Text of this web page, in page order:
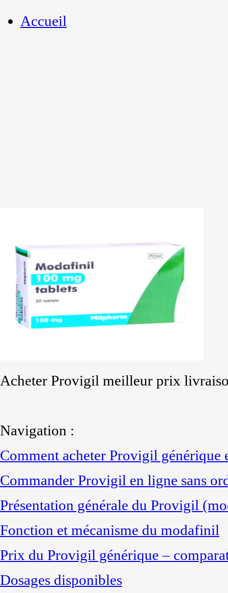
Accueil
Acheter Provigil meilleur prix
Navigation :
Comment acheter Provigil générique
Commander Provigil en ligne sans
Présentation générale du Provigil
Fonction et mécanisme du modafinil
Prix du Provigil générique –
Dosages disponibles